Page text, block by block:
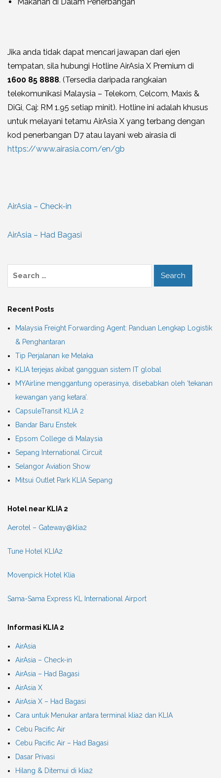
Jika anda tidak dapat mencari jawapan dari ejen
tempatan, sila hubungi Hotline AirAsia X Premium di
1600 85 8888. (Tersedia daripada rangkaian
telekomunikasi Malaysia – Telekom, Celcom, Maxis &
DiGi, Caj: RM 1.95 setiap minit). Hotline ini adalah khusus
untuk melayani tetamu AirAsia X yang terbang dengan
kod penerbangan D7 atau layani web airasia di
https://www.airasia.com/en/gb
AirAsia – Check-in
AirAsia – Had Bagasi
Recent Posts
Malaysia Freight Forwarding Agent: Panduan Lengkap Logistik
& Penghantaran
Tip Perjalanan ke Melaka
KLIA terjejas akibat gangguan sistem IT global
MYAirline menggantung operasinya, disebabkan oleh ‘tekanan
kewangan yang ketara’.
CapsuleTransit KLIA 2
Bandar Baru Enstek
Epsom College di Malaysia
Sepang International Circuit
Selangor Aviation Show
Mitsui Outlet Park KLIA Sepang
Hotel near KLIA 2
Aerotel – Gateway@klia2
Tune Hotel KLIA2
Movenpick Hotel Klia
Sama-Sama Express KL International Airport
Informasi KLIA 2
AirAsia
AirAsia – Check-in
AirAsia – Had Bagasi
AirAsia X
AirAsia X – Had Bagasi
Cara untuk Menukar antara terminal klia2 dan KLIA
Cebu Pacific Air
Cebu Pacific Air – Had Bagasi
Dasar Privasi
Hilang & Ditemui di klia2